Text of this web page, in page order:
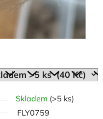
Skladem (>5 ks)
FLY0759